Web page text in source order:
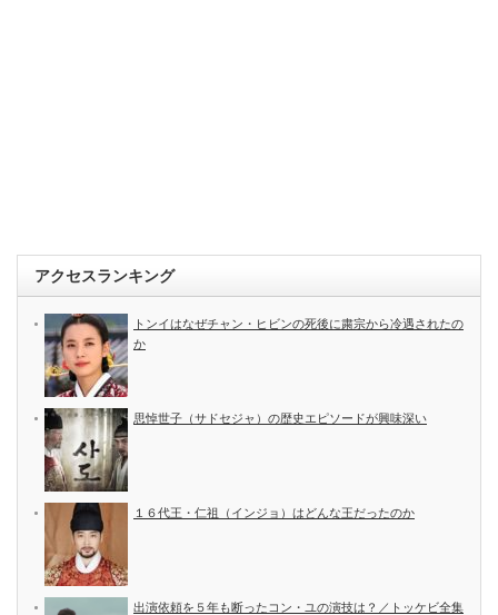
アクセスランキング
トンイはなぜチャン・ヒビンの死後に粛宗から冷遇されたの
か
思悼世子（サドセジャ）の歴史エピソードが興味深い
１６代王・仁祖（インジョ）はどんな王だったのか
出演依頼を５年も断ったコン・ユの演技は？／トッケビ全集